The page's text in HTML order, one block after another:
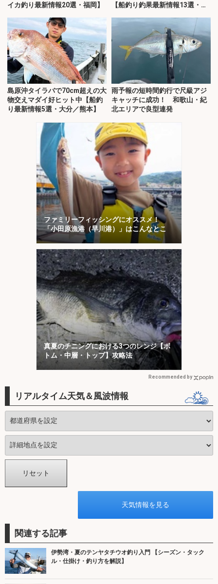
イカ釣り最新情報20選・福岡】
【船釣り釣果最新情報13選・玄
島原沖タイラバで70cm超えの大
物交えマダイ好ヒット中【船釣
り最新情報5選・大分／熊本】
雨予報の短時間釣行で尺級アジ
キャッチに成功！ 和歌山・紀
北エリアで良型連発
ファミリーフィッシングにオススメ！
「小田原漁港（早川港）」はこんなとこ
真夏のチニングにおける3つのレンジ【ボ
トム・中層・トップ】攻略法
Recommended by
リアルタイム天気＆風波情報
関連する記事
伊勢湾・夏のテンヤタチウオ釣り入門 【シーズン・タック
ル・仕掛け・釣り方を解説】